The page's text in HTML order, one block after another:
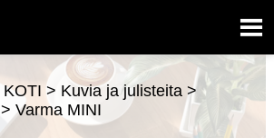

KOTI > Kuvia ja julisteita>
> Varma MINI